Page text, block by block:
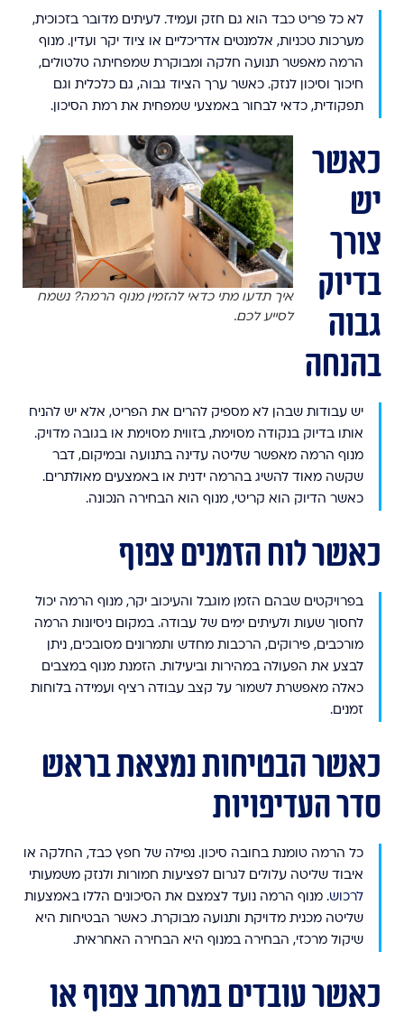
לא כל פריט כבד הוא גם חזק ועמיד. לעיתים מדובר בזכוכית,
מערכות טכניות, אלמנטים אדריכליים או ציוד יקר ועדין. מנוף
הרמה מאפשר תנועה חלקה ומבוקרת שמפחיתה טלטולים,
חיכוך וסיכון לנזק. כאשר ערך הציוד גבוה, גם כלכלית וגם
תפקודית, כדאי לבחור באמצעי שמפחית את רמת הסיכון.
איך תדעו מתי כדאי להזמין מנוף הרמה? נשמח
לסייע לכם.
כאשר
יש
צורך
בדיוק
גבוה
בהנחה
יש עבודות שבהן לא מספיק להרים את הפריט, אלא יש להניח
אותו בדיוק בנקודה מסוימת, בזווית מסוימת או בגובה מדויק.
מנוף הרמה מאפשר שליטה עדינה בתנועה ובמיקום, דבר
שקשה מאוד להשיג בהרמה ידנית או באמצעים מאולתרים.
כאשר הדיוק הוא קריטי, מנוף הוא הבחירה הנכונה.
כאשר לוח הזמנים צפוף
בפרויקטים שבהם הזמן מוגבל והעיכוב יקר, מנוף הרמה יכול
לחסוך שעות ולעיתים ימים של עבודה. במקום ניסיונות הרמה
מורכבים, פירוקים, הרכבות מחדש ותמרונים מסובכים, ניתן
לבצע את הפעולה במהירות וביעילות. הזמנת מנוף במצבים
כאלה מאפשרת לשמור על קצב עבודה רציף ועמידה בלוחות
זמנים.
כאשר הבטיחות נמצאת בראש
סדר העדיפויות
כל הרמה טומנת בחובה סיכון. נפילה של חפץ כבד, החלקה או
איבוד שליטה עלולים לגרום לפציעות חמורות ולנזק משמעותי
לרכוש. מנוף הרמה נועד לצמצם את הסיכונים הללו באמצעות
שליטה מכנית מדויקת ותנועה מבוקרת. כאשר הבטיחות היא
שיקול מרכזי, הבחירה במנוף היא הבחירה האחראית.
כאשר עובדים במרחב צפוף או